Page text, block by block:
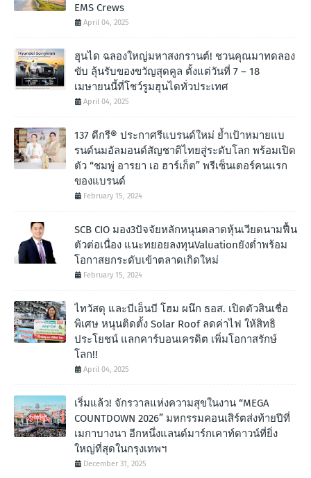
EMS Crews
April 04, 2025
ฮุนได ฉลองใหญ่มหาสงกรานต์! ชวนคุณมาทดลอง
ขับ ลุ้นรับของขวัญสุดคูล ตั้งแต่วันที่ 7 – 18
เมษายนนี้ที่โชว์รูมฮุนไดทั่วประเทศ
April 04, 2025
137 ดีกรี® ประกาศรีแบรนด์ใหม่ ย้ำเป้าหมายแบ
รนด์นมอัลมอนด์สัญชาติไทยสู่ระดับโลก พร้อมเปิด
ตัว “ชมพู่ อารยา เอ ฮาร์เก็ต” พรีเซ็นเตอร์คนแรก
ของแบรนด์
February 15, 2024
SCB CIO มอง3ปัจจัยหลักหนุนตลาดหุ้นเวียดนามฟื้น
ตัวต่อเนื่อง แนะทยอยลงทุนValuationยังต่ำพร้อม
โอกาสยกระดับเข้าตลาดเกิดใหม่
February 15, 2024
ไทวัสดุ และบีเอ็นบี โฮม ผนึก ธอส. เปิดตัวสินเชื่อ
พิเศษ หนุนติดตั้ง Solar Roof ลดค่าไฟ ให้สิทธิ
ประโยชน์ แลกคาร์บอนเครดิต เพิ่มโอกาสรักษ์
โลก!!
April 04, 2025
เริ่มแล้ว! จักรวาลแห่งความสุขในงาน “MEGA
COUNTDOWN 2026” มหกรรมคอนเสิร์ตส่งท้ายปีที่
เมกาบางนา อีกหนึ่งแลนด์มาร์กเคาท์ดาวน์ที่ยิ่ง
ใหญ่ที่สุดในกรุงเทพฯ
December 31, 2025